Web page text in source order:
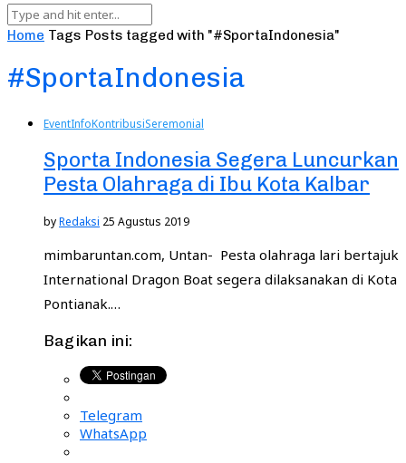
Home Tags Posts tagged with "#SportaIndonesia"
#SportaIndonesia
EventInfoKontribusiSeremonial
Sporta Indonesia Segera Luncurkan
Pesta Olahraga di Ibu Kota Kalbar
byRedaksi 25 Agustus 2019
mimbaruntan.com, Untan- Pesta olahraga lari bertajuk
International Dragon Boat segera dilaksanakan di Kota
Pontianak.…
Bagikan ini:
Telegram
WhatsApp